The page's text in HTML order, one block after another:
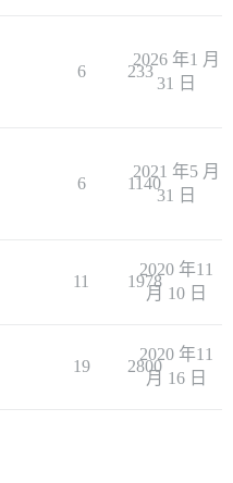
6 233
2026 年1 月
31 日
6 1140
2021 年5 月
31 日
11 1978
2020 年11
月 10 日
19 2800
2020 年11
月 16 日